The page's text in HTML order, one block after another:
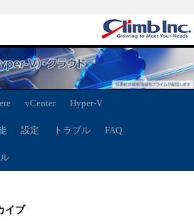
vCenter Hyper-V
設定 トラブル FAQ
イブ